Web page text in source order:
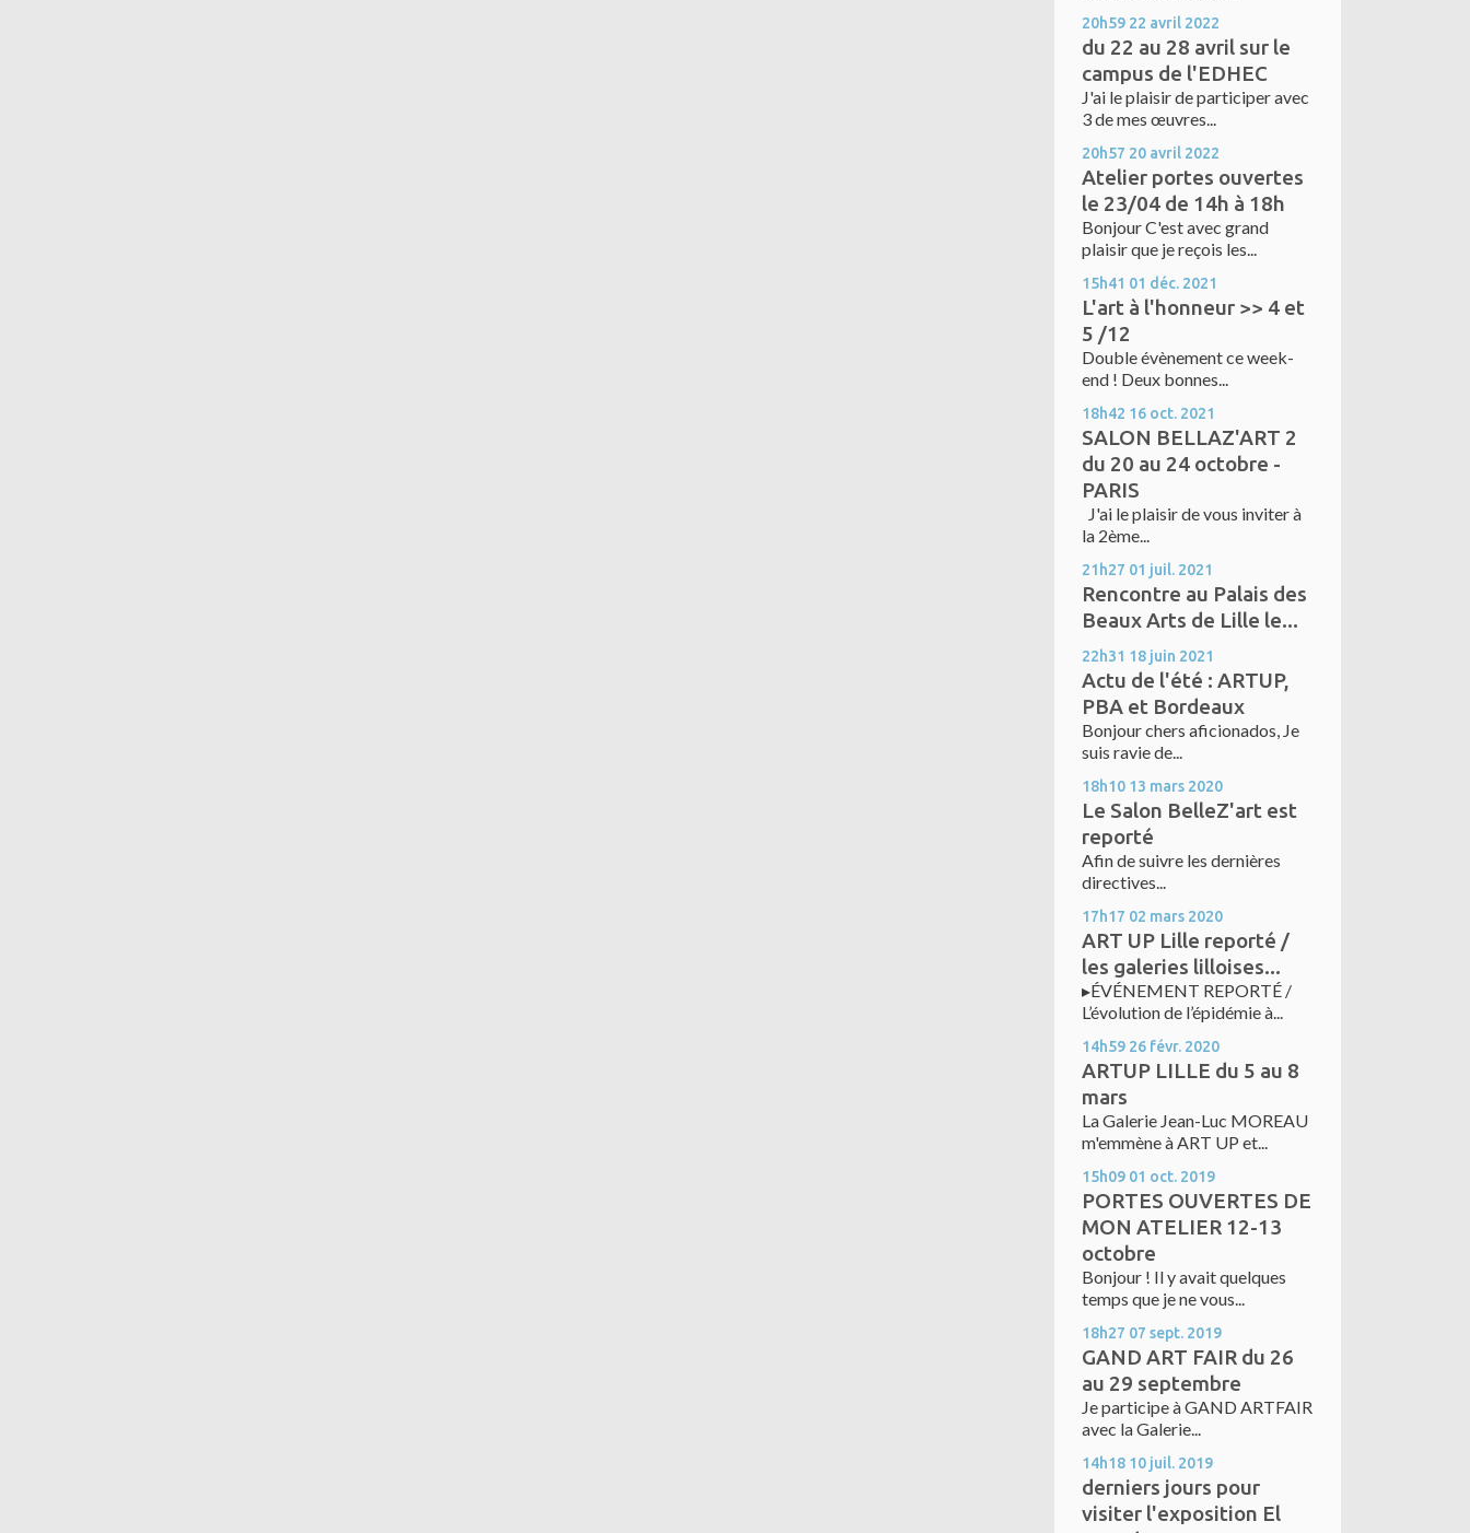
20h59 22 avril 2022
du 22 au 28 avril sur le
campus de l'EDHEC
J'ai le plaisir de participer avec
3 de mes œuvres...
20h57 20 avril 2022
Atelier portes ouvertes
le 23/04 de 14h à 18h
Bonjour C'est avec grand
plaisir que je reçois les...
15h41 01 déc. 2021
L'art à l'honneur >> 4 et
5 /12
Double évènement ce week-
end ! Deux bonnes...
18h42 16 oct. 2021
SALON BELLAZ'ART 2
du 20 au 24 octobre -
PARIS
J'ai le plaisir de vous inviter à
la 2ème...
21h27 01 juil. 2021
Rencontre au Palais des
Beaux Arts de Lille le...
22h31 18 juin 2021
Actu de l'été : ARTUP,
PBA et Bordeaux
Bonjour chers aficionados, Je
suis ravie de...
18h10 13 mars 2020
Le Salon BelleZ'art est
reporté
Afin de suivre les dernières
directives...
17h17 02 mars 2020
ART UP Lille reporté /
les galeries lilloises...
▸ÉVÉNEMENT REPORTÉ /
L’évolution de l’épidémie à...
14h59 26 févr. 2020
ARTUP LILLE du 5 au 8
mars
La Galerie Jean-Luc MOREAU
m'emmène à ART UP et...
15h09 01 oct. 2019
PORTES OUVERTES DE
MON ATELIER 12-13
octobre
Bonjour ! Il y avait quelques
temps que je ne vous...
18h27 07 sept. 2019
GAND ART FAIR du 26
au 29 septembre
Je participe à GAND ARTFAIR
avec la Galerie...
14h18 10 juil. 2019
derniers jours pour
visiter l'exposition El